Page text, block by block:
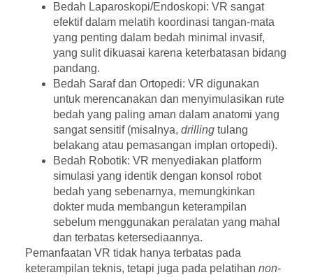
Bedah Laparoskopi/Endoskopi: VR sangat
efektif dalam melatih koordinasi tangan-mata
yang penting dalam bedah minimal invasif,
yang sulit dikuasai karena keterbatasan bidang
pandang.
Bedah Saraf dan Ortopedi: VR digunakan
untuk merencanakan dan menyimulasikan rute
bedah yang paling aman dalam anatomi yang
sangat sensitif (misalnya, drillingtulang
belakang atau pemasangan implan ortopedi).
Bedah Robotik: VR menyediakan platform
simulasi yang identik dengan konsol robot
bedah yang sebenarnya, memungkinkan
dokter muda membangun keterampilan
sebelum menggunakan peralatan yang mahal
dan terbatas ketersediaannya.
Pemanfaatan VR tidak hanya terbatas pada
keterampilan teknis, tetapi juga pada pelatihan non-